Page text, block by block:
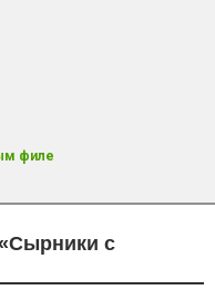
филе
с